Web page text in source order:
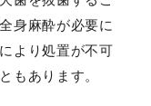
身麻酔が必要に
より処置が不可
もあります。